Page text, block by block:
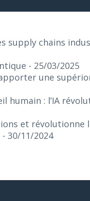
supply chains
- 25/03/2025
une
humain : l’IA
et révolutionne
- 30/11/2024